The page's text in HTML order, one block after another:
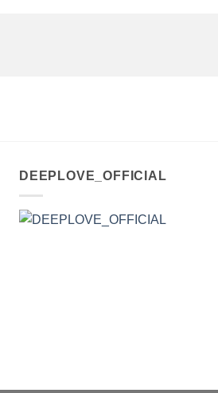
DEEPLOVE_OFFICIAL